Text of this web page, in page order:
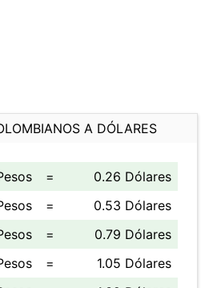
A DÓLARES
=
0.26 Dólares
=
0.53 Dólares
=
0.79 Dólares
=
1.05 Dólares